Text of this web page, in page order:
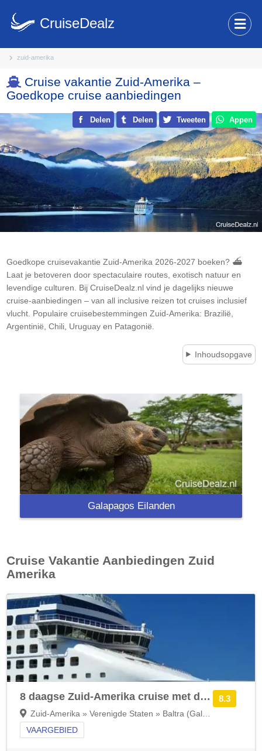
zuid-amerika
CruiseDealz
Cruise vakantie Zuid-Amerika –
Goedkope cruise aanbiedingen
Delen Delen Tweeten Appen
Goedkope cruisevakantie Zuid-Amerika 2026-2027 boeken? ⛴
Laat je betoveren door spectaculaire routes, exotisch natuur en
levendige culturen. Bij CruiseDealz.nl vind je dagelijks nieuwe
cruise-aanbiedingen – van all inclusive reizen tot cruises inclusief
vlucht. Populaire cruisebestemmingen Zuid-Amerika: Brazilië,
Argentinië, Chili, Uruguay en Patagonië.
Inhoudsopgave
Galapagos Eilanden
Cruise Vakantie Aanbiedingen Zuid
Amerika
8.3
8 daagse Zuid-Amerika cruise met de Celebrity Flora
Zuid-Amerika » Verenigde Staten » Baltra (Galapagos)
VAARGEBIED